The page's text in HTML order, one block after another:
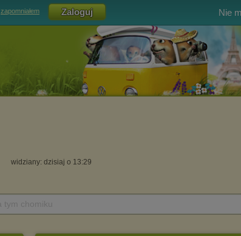
zapomniałem Nie
widziany: dzisiaj o 13:29